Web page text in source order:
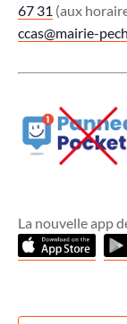
67 31 (aux
ccas@mairie-
La nouvelle app